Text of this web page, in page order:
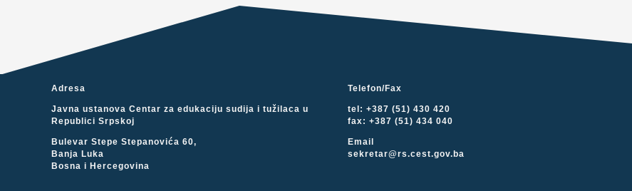
Adresa
Javna ustanova Centar za edukaciju sudija i tužilaca u
Republici Srpskoj
Bulevar Stepe Stepanovića 60,
Banja Luka
Bosna i Hercegovina
Telefon/Fax
tel: +387 (51) 430 420
fax: +387 (51) 434 040
Email
sekretar@rs.cest.gov.ba